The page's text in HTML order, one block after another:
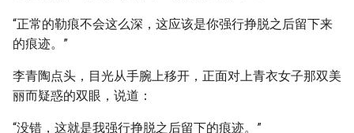
“正常的勒痕不会这么深，这应该是你强行挣脱之后留下来
的痕迹。”
李青陶点头，目光从手腕上移开，正面对上青衣女子那双美
丽而疑惑的双眼，说道：
“没错，这就是我强行挣脱之后留下的痕迹。”